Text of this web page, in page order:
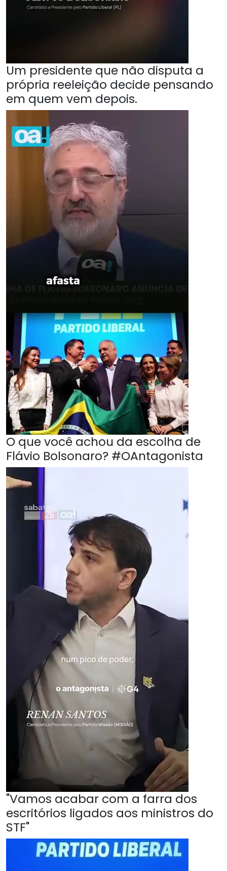
Um presidente que não disputa a
própria reeleição decide pensando
em quem vem depois.
O que você achou da escolha de
Flávio Bolsonaro? #OAntagonista
"Vamos acabar com a farra dos
escritórios ligados aos ministros do
STF"